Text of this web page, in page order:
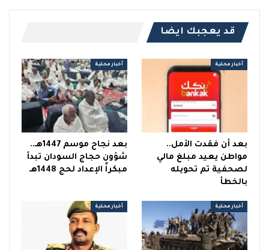
قد يعجبك ايضا
أخبار محلية
بعد أن فقدت الأمل..
مواطن يعيد مبلغ مالي
لصحفية تم تحويله
بالخطأ
أخبار محلية
بعد نجاح موسم 1447هـ..
شؤون حجاج السودان تبدأ
مبكراً الإعداد لحج 1448هـ
أخبار محلية أخبار محلية